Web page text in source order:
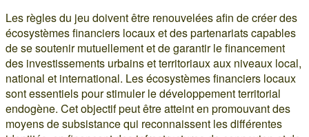
Les règles du jeu doivent être renouvelées afin de créer des
écosystèmes financiers locaux et des partenariats capables
de se soutenir mutuellement et de garantir le financement
des investissements urbains et territoriaux aux niveaux local,
national et international. Les écosystèmes financiers locaux
sont essentiels pour stimuler le développement territorial
endogène. Cet objectif peut être atteint en promouvant des
moyens de subsistance qui reconnaissent les différentes